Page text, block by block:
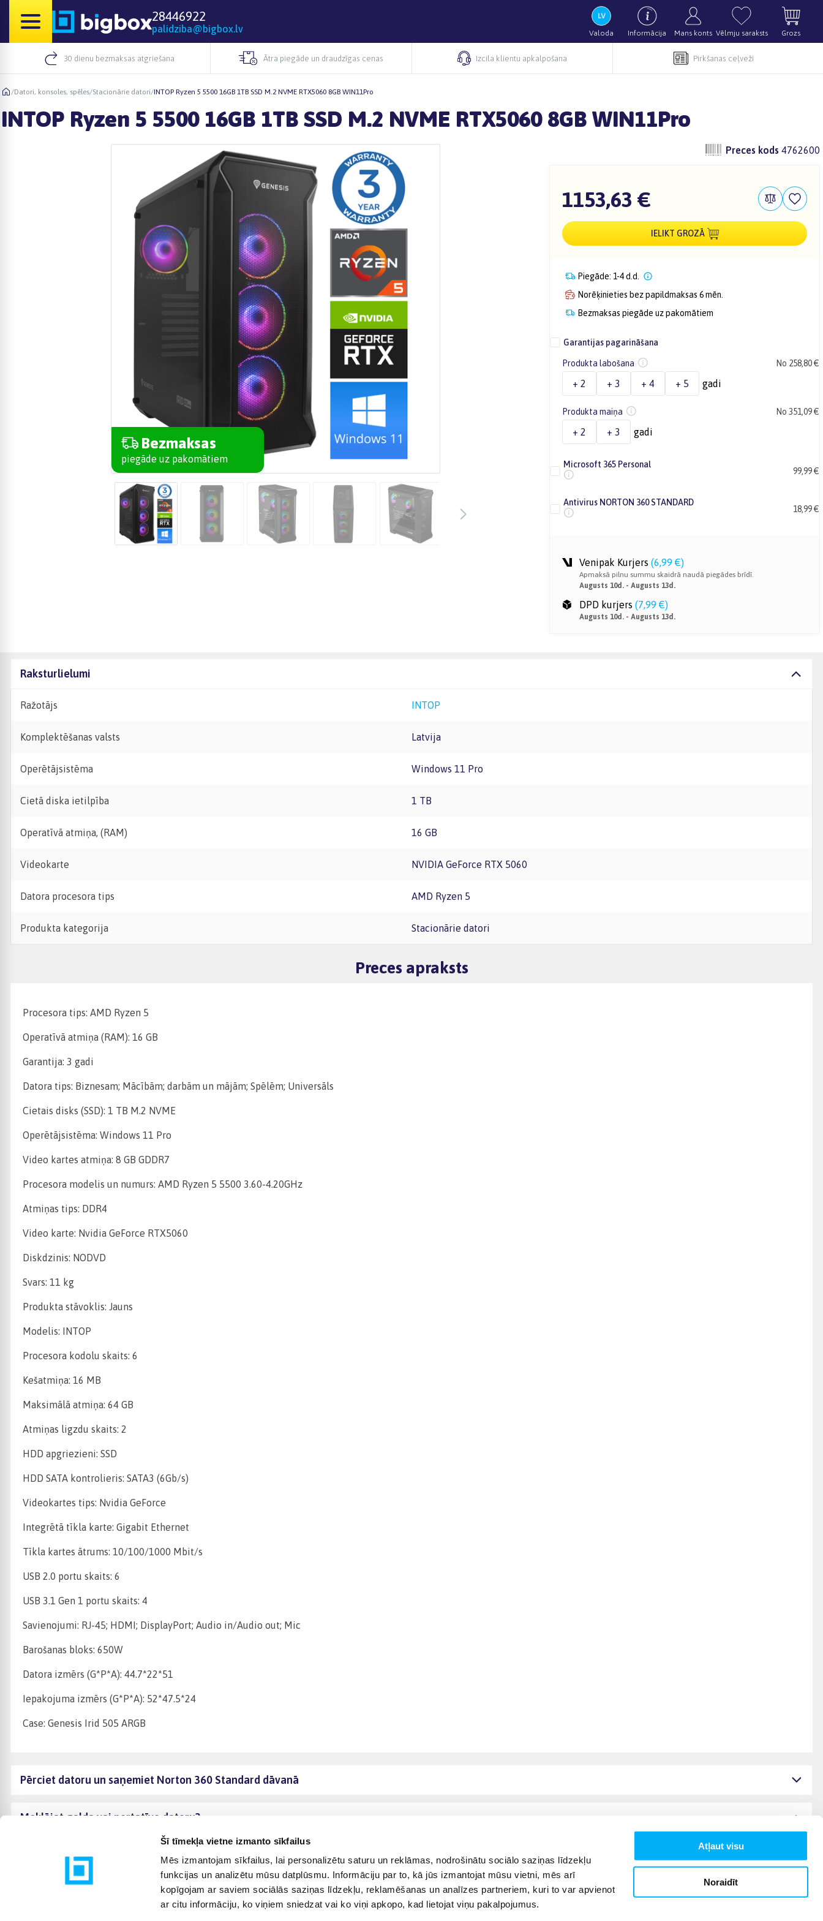
Šī tīmekļa vietne izmanto sīkfailus
Mēs izmantojam sīkfailus, lai personalizētu saturu un reklāmas, nodrošinātu sociālo saziņas līdzekļu
funkcijas un analizētu mūsu datplūsmu. Informāciju par to, kā jūs izmantojat mūsu vietni, mēs arī
kopīgojam ar saviem sociālās saziņas līdzekļu, reklamēšanas un analīzes partneriem, kuri to var apvienot
ar citu informāciju, ko viņiem sniedzat vai ko viņi apkopo, kad lietojat viņu pakalpojumus.
Atļaut visu
Noraidīt
28446922
palidziba@bigbox.lv Valoda Informācija Mans konts Vēlmju saraksts Grozs
30 dienu bezmaksas atgriešana Ātra piegāde un draudzīgas cenas Izcila klientu apkalpošana Pirkšanas ceļveži
/Datori, konsoles, spēles/Stacionārie datori/INTOP Ryzen 5 5500 16GB 1TB SSD M.2 NVME RTX5060 8GB WIN11Pro
INTOP Ryzen 5 5500 16GB 1TB SSD M.2 NVME RTX5060 8GB WIN11Pro
Bezmaksas
piegāde uz pakomātiem
Preces kods 4762600
1153,63 €
IELIKT GROZĀ
Piegāde: 1-4 d.d.
Norēķinieties bez papildmaksas 6 mēn.
Bezmaksas piegāde uz pakomātiem
Garantijas pagarināšana
Produkta labošana No 258,80 €
+ 2 + 3 + 4 + 5 gadi
Produkta maiņa No 351,09 €
+ 2 + 3 gadi
Microsoft 365 Personal
99,99 €
Antivirus NORTON 360 STANDARD
18,99 €
Venipak Kurjers (6,99 €)
Apmaksā pilnu summu skaidrā naudā piegādes brīdī.
Augusts 10d. - Augusts 13d.
DPD kurjers (7,99 €)
Augusts 10d. - Augusts 13d.
Raksturlielumi
Ražotājs INTOP
Komplektēšanas valsts Latvija
Operētājsistēma Windows 11 Pro
Cietā diska ietilpība 1 TB
Operatīvā atmiņa, (RAM) 16 GB
Videokarte NVIDIA GeForce RTX 5060
Datora procesora tips AMD Ryzen 5
Produkta kategorija Stacionārie datori
Preces apraksts
Procesora tips: AMD Ryzen 5
Operatīvā atmiņa (RAM): 16 GB
Garantija: 3 gadi
Datora tips: Biznesam; Mācībām; darbām un mājām; Spēlēm; Universāls
Cietais disks (SSD): 1 TB M.2 NVME
Operētājsistēma: Windows 11 Pro
Video kartes atmiņa: 8 GB GDDR7
Procesora modelis un numurs: AMD Ryzen 5 5500 3.60-4.20GHz
Atmiņas tips: DDR4
Video karte: Nvidia GeForce RTX5060
Diskdzinis: NODVD
Svars: 11 kg
Produkta stāvoklis: Jauns
Modelis: INTOP
Procesora kodolu skaits: 6
Kešatmiņa: 16 MB
Maksimālā atmiņa: 64 GB
Atmiņas ligzdu skaits: 2
HDD apgriezieni: SSD
HDD SATA kontrolieris: SATA3 (6Gb/s)
Videokartes tips: Nvidia GeForce
Integrētā tīkla karte: Gigabit Ethernet
Tīkla kartes ātrums: 10/100/1000 Mbit/s
USB 2.0 portu skaits: 6
USB 3.1 Gen 1 portu skaits: 4
Savienojumi: RJ-45; HDMI; DisplayPort; Audio in/Audio out; Mic
Barošanas bloks: 650W
Datora izmērs (G*P*A): 44.7*22*51
Iepakojuma izmērs (G*P*A): 52*47.5*24
Case: Genesis Irid 505 ARGB
Pērciet datoru un saņemiet Norton 360 Standard dāvanā
Meklējat galda vai portatīvo datoru?